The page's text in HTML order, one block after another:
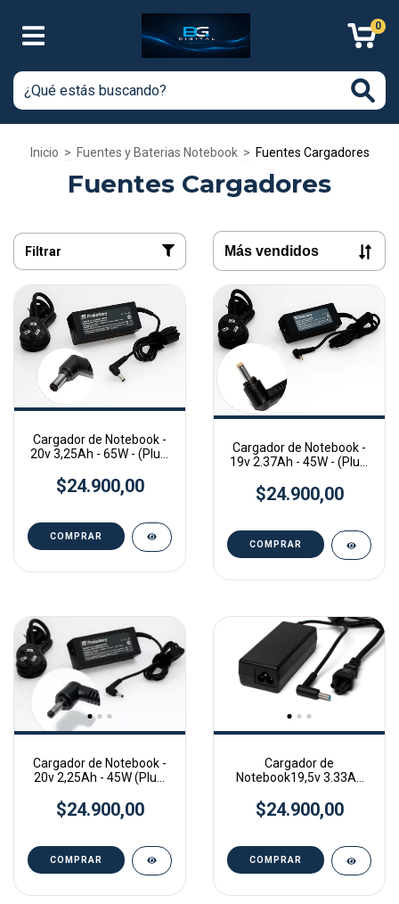
0
Inicio > Fuentes y Baterias Notebook > Fuentes Cargadores
Fuentes Cargadores
Filtrar
Cargador de Notebook -
20v 3,25Ah - 65W - (Plug:
$24.900,00
Cargador de Notebook -
19v 2.37Ah - 45W - (Plug:
$24.900,00
Cargador de Notebook -
20v 2,25Ah - 45W (Plug:
$24.900,00
Cargador de
Notebook19,5v 3.33Ah
3,0mm
$24.900,00